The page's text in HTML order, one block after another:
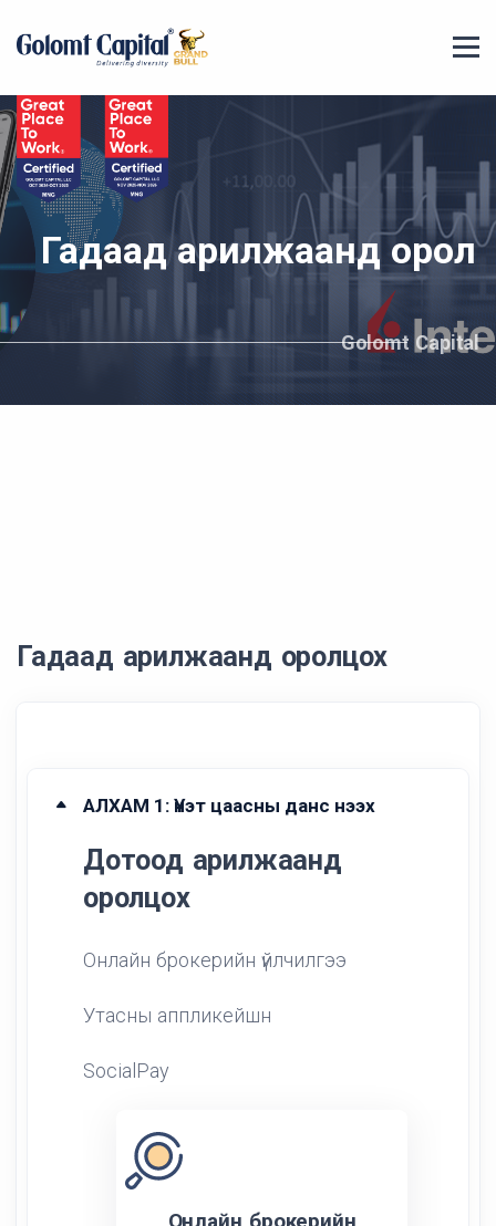
Golomt Capital
Гадаад арилжаанд
Гадаад арилжаанд оролцох
АЛХАМ 1: Үнэт цаасны данс нээх
Дотоод арилжаанд
оролцох
Онлайн брокерийн үйлчилгээ
Утасны аппликейшн
SocialPay